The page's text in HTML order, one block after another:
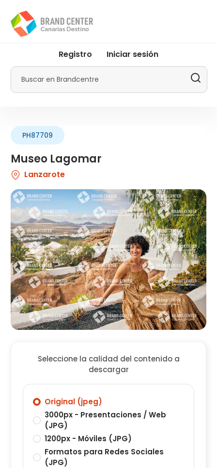
contenido
principal
menu
Promotur
Registro Iniciar sesión
Buscar
Museo Lagomar
PH87709
Lanzarote
Seleccione la calidad del contenido a
descargar
Original (jpeg)
3000px - Presentaciones / Web
(JPG)
1200px - Móviles (JPG)
Formatos para Redes Sociales
(JPG)